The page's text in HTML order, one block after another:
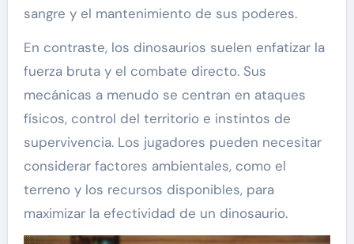
sangre y el mantenimiento de sus poderes.
En contraste, los dinosaurios suelen enfatizar la
fuerza bruta y el combate directo. Sus
mecánicas a menudo se centran en ataques
físicos, control del territorio e instintos de
supervivencia. Los jugadores pueden necesitar
considerar factores ambientales, como el
terreno y los recursos disponibles, para
maximizar la efectividad de un dinosaurio.